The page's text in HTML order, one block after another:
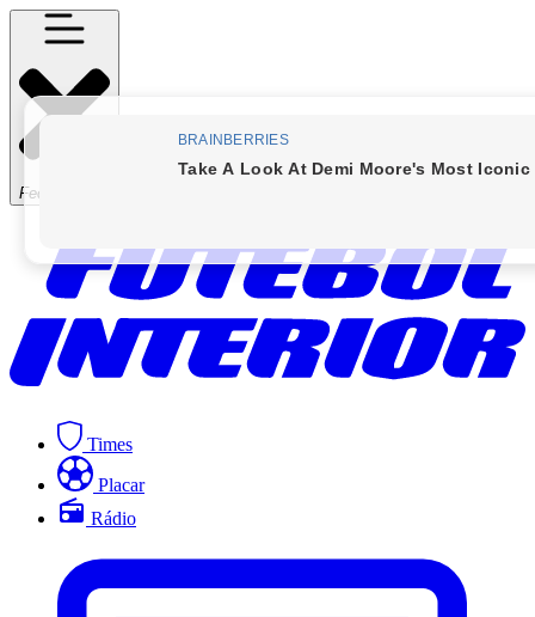
Fechar Menu
Times
Placar
Rádio